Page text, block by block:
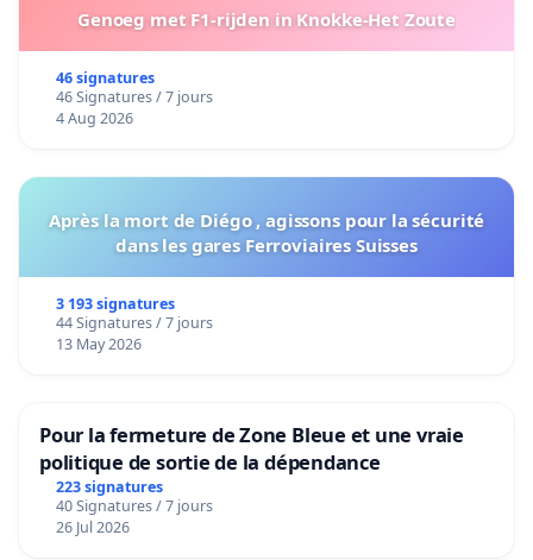
Genoeg met F1-rijden in Knokke-Het Zoute
46 signatures
46 Signatures / 7 jours
4 Aug 2026
Après la mort de Diégo , agissons pour la sécurité
dans les gares Ferroviaires Suisses
3 193 signatures
44 Signatures / 7 jours
13 May 2026
Pour la fermeture de Zone Bleue et une vraie
politique de sortie de la dépendance
223 signatures
40 Signatures / 7 jours
26 Jul 2026